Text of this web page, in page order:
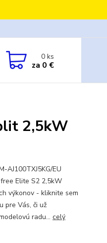
0ks
za 0 €
2,5kW
AJ100TXJ5KG/EU
Elite S2 2,5kW
výkonov - kliknite sem
pre Vás, či už
radu... celý